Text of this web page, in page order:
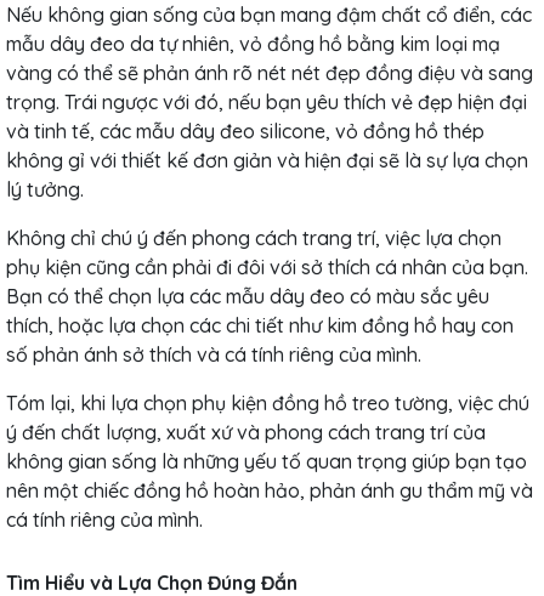
Nếu không gian sống của bạn mang đậm chất cổ điển, các
mẫu dây đeo da tự nhiên, vỏ đồng hồ bằng kim loại mạ
vàng có thể sẽ phản ánh rõ nét nét đẹp đồng điệu và sang
trọng. Trái ngược với đó, nếu bạn yêu thích vẻ đẹp hiện đại
và tinh tế, các mẫu dây đeo silicone, vỏ đồng hồ thép
không gỉ với thiết kế đơn giản và hiện đại sẽ là sự lựa chọn
lý tưởng.
Không chỉ chú ý đến phong cách trang trí, việc lựa chọn
phụ kiện cũng cần phải đi đôi với sở thích cá nhân của bạn.
Bạn có thể chọn lựa các mẫu dây đeo có màu sắc yêu
thích, hoặc lựa chọn các chi tiết như kim đồng hồ hay con
số phản ánh sở thích và cá tính riêng của mình.
Tóm lại, khi lựa chọn phụ kiện đồng hồ treo tường, việc chú
ý đến chất lượng, xuất xứ và phong cách trang trí của
không gian sống là những yếu tố quan trọng giúp bạn tạo
nên một chiếc đồng hồ hoàn hảo, phản ánh gu thẩm mỹ và
cá tính riêng của mình.
Tìm Hiểu và Lựa Chọn Đúng Đắn